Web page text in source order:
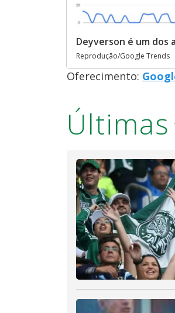
Deyverson é um dos
Reprodução/Google Trends
Oferecimento:
Últimas